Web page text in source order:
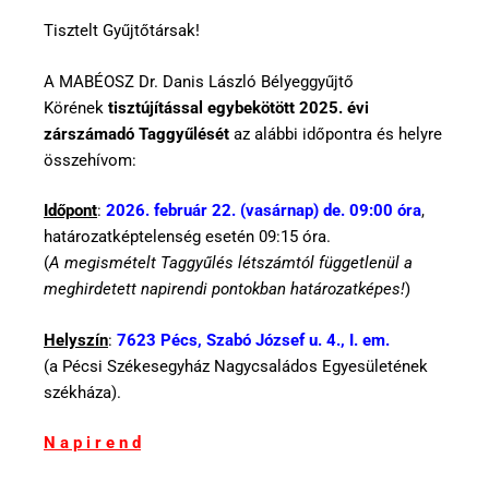
Tisztelt Gyűjtőtársak!
A MABÉOSZ Dr. Danis László Bélyeggyűjtő
Körének tisztújítással egybekötött 2025. évi
zárszámadó Taggyűlését az alábbi időpontra és helyre
összehívom:
Időpont: 2026. február 22. (vasárnap) de. 09:00 óra,
határozatképtelenség esetén 09:15 óra.
(A megismételt Taggyűlés létszámtól függetlenül a
meghirdetett napirendi pontokban határozatképes!)
Helyszín: 7623 Pécs, Szabó József u. 4., I. em.
(a Pécsi Székesegyház Nagycsaládos Egyesületének
székháza).
N a p i r e n d